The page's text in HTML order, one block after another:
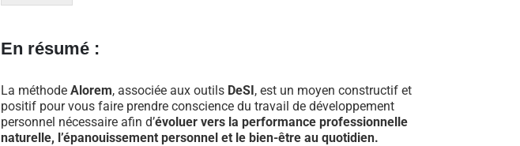
En résumé :
La méthode Alorem, associée aux outils DeSI, est un moyen constructif et
positif pour vous faire prendre conscience du travail de développement
personnel nécessaire afin d’évoluer vers la performance professionnelle
naturelle, l’épanouissement personnel et le bien-être au quotidien.